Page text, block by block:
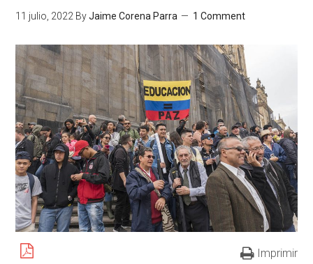
11 julio, 2022 ByJaime Corena Parra 1 Comment
Imprimir